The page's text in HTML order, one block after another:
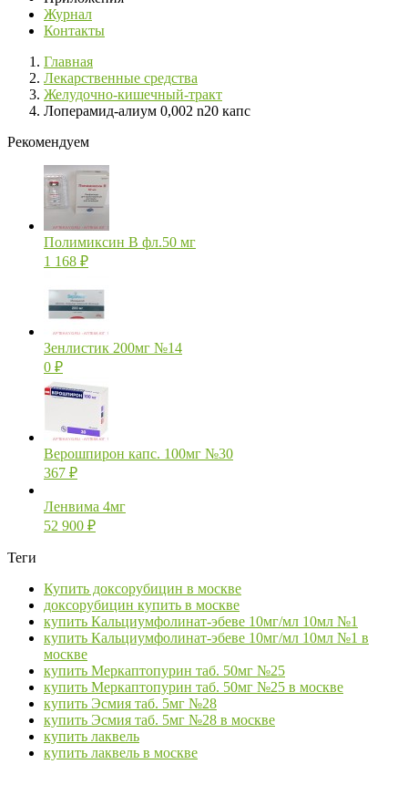
Журнал
Контакты
Главная
Лекарственные средства
Желудочно-кишечный-тракт
Лоперамид-алиум 0,002 n20 капс
Рекомендуем
Полимиксин В фл.50 мг
1 168 ₽
Зенлистик 200мг №14
0 ₽
Верошпирон капс. 100мг №30
367 ₽
Ленвима 4мг
52 900 ₽
Теги
Купить доксорубицин в москве
доксорубицин купить в москве
купить Кальциумфолинат-эбеве 10мг/мл 10мл №1
купить Кальциумфолинат-эбеве 10мг/мл 10мл №1 в
москве
купить Меркаптопурин таб. 50мг №25
купить Меркаптопурин таб. 50мг №25 в москве
купить Эсмия таб. 5мг №28
купить Эсмия таб. 5мг №28 в москве
купить лаквель
купить лаквель в москве